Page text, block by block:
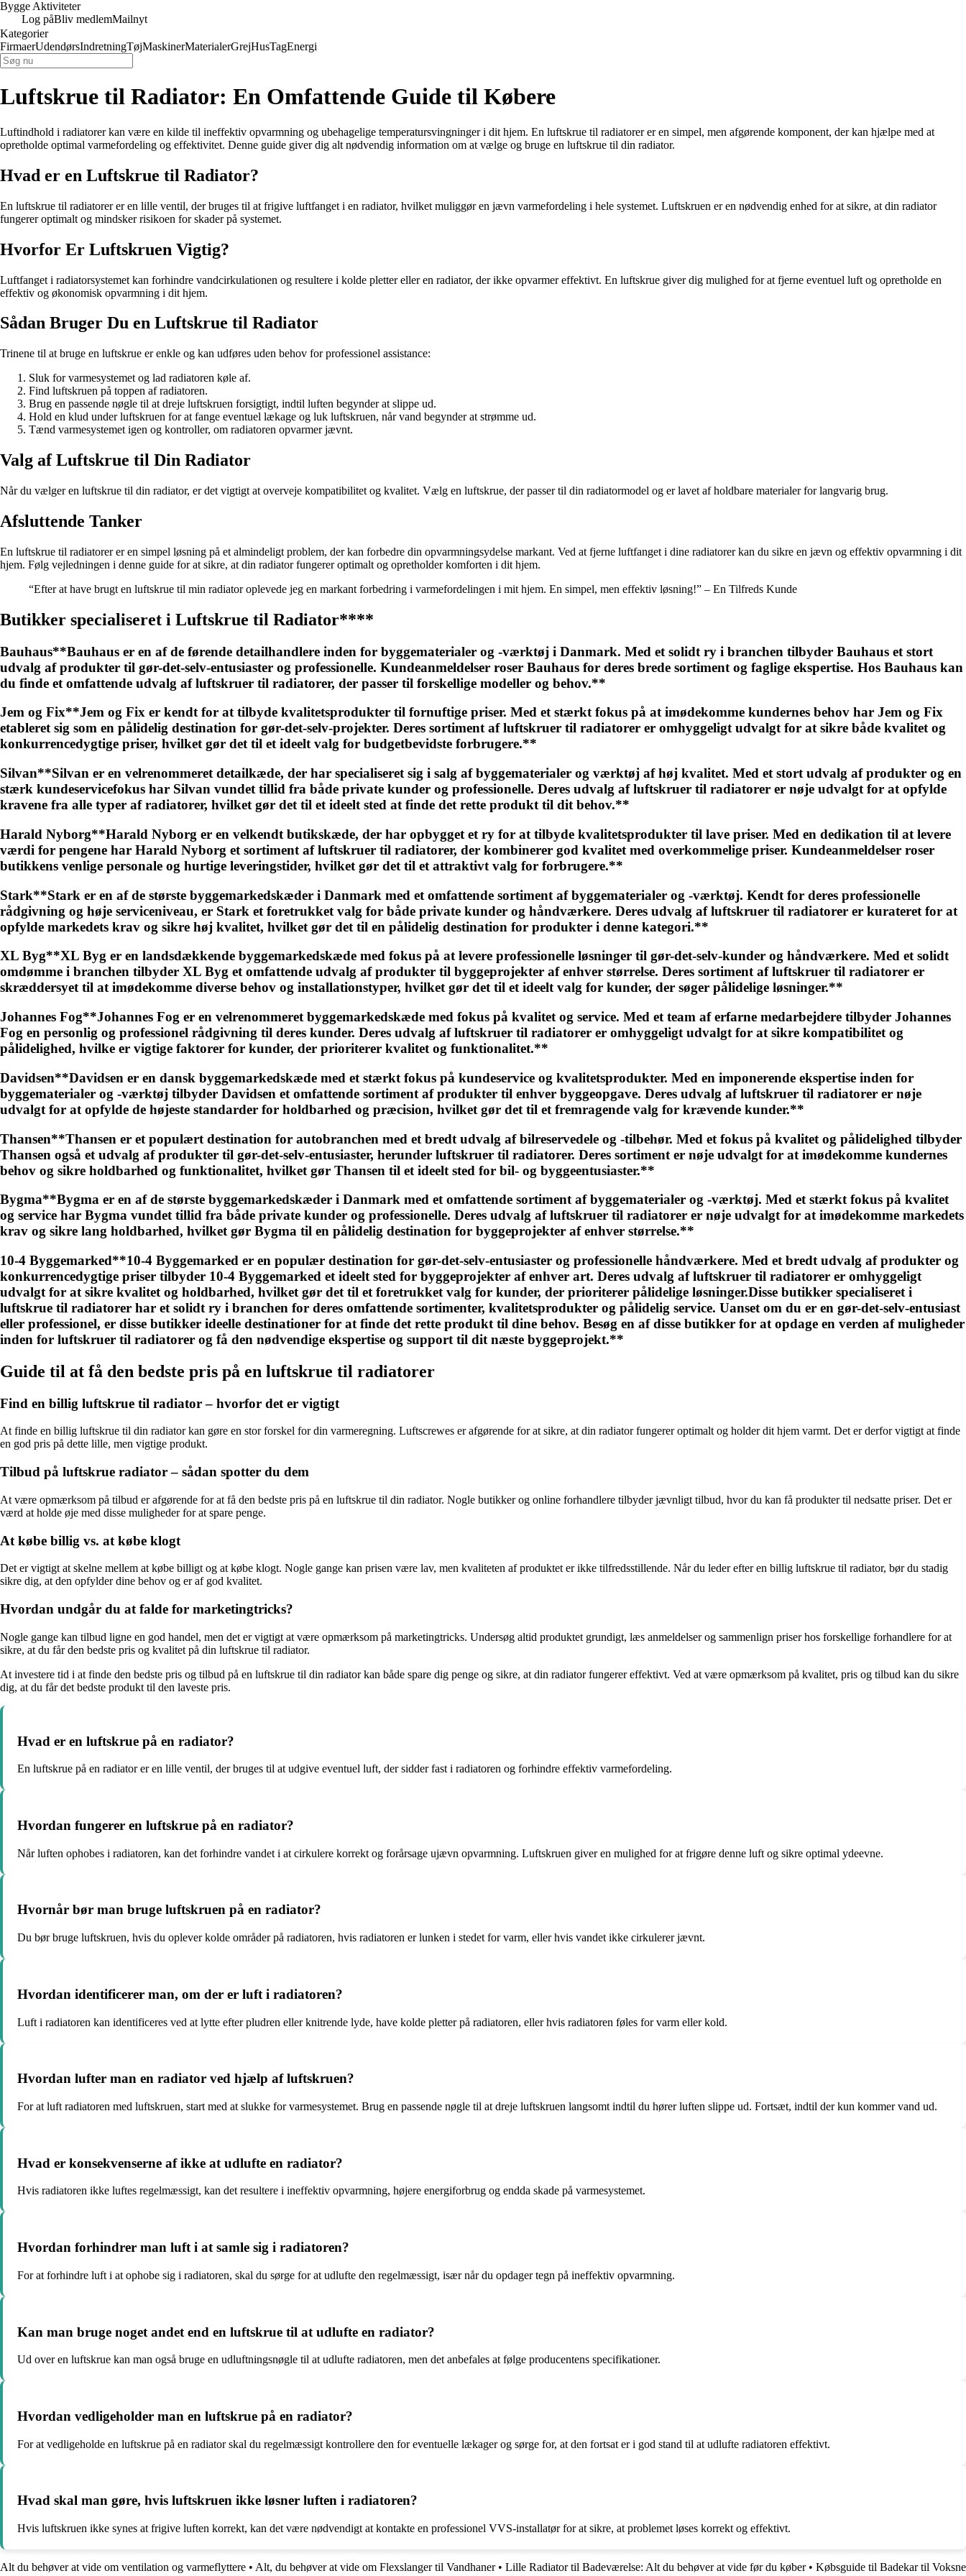
Bygge Aktiviteter
Log påBliv medlemMailnyt
Kategorier
FirmaerUdendørsIndretningTøjMaskinerMaterialerGrejHusTagEnergi
Luftskrue til Radiator: En Omfattende Guide til Købere
Luftindhold i radiatorer kan være en kilde til ineffektiv opvarmning og ubehagelige temperatursvingninger i dit hjem. En luftskrue til radiatorer er en simpel, men afgørende komponent, der kan hjælpe med at
opretholde optimal varmefordeling og effektivitet. Denne guide giver dig alt nødvendig information om at vælge og bruge en luftskrue til din radiator.
Hvad er en Luftskrue til Radiator?
En luftskrue til radiatorer er en lille ventil, der bruges til at frigive luftfanget i en radiator, hvilket muliggør en jævn varmefordeling i hele systemet. Luftskruen er en nødvendig enhed for at sikre, at din radiator
fungerer optimalt og mindsker risikoen for skader på systemet.
Hvorfor Er Luftskruen Vigtig?
Luftfanget i radiatorsystemet kan forhindre vandcirkulationen og resultere i kolde pletter eller en radiator, der ikke opvarmer effektivt. En luftskrue giver dig mulighed for at fjerne eventuel luft og opretholde en
effektiv og økonomisk opvarmning i dit hjem.
Sådan Bruger Du en Luftskrue til Radiator
Trinene til at bruge en luftskrue er enkle og kan udføres uden behov for professionel assistance:
Sluk for varmesystemet og lad radiatoren køle af.
Find luftskruen på toppen af radiatoren.
Brug en passende nøgle til at dreje luftskruen forsigtigt, indtil luften begynder at slippe ud.
Hold en klud under luftskruen for at fange eventuel lækage og luk luftskruen, når vand begynder at strømme ud.
Tænd varmesystemet igen og kontroller, om radiatoren opvarmer jævnt.
Valg af Luftskrue til Din Radiator
Når du vælger en luftskrue til din radiator, er det vigtigt at overveje kompatibilitet og kvalitet. Vælg en luftskrue, der passer til din radiatormodel og er lavet af holdbare materialer for langvarig brug.
Afsluttende Tanker
En luftskrue til radiatorer er en simpel løsning på et almindeligt problem, der kan forbedre din opvarmningsydelse markant. Ved at fjerne luftfanget i dine radiatorer kan du sikre en jævn og effektiv opvarmning i dit
hjem. Følg vejledningen i denne guide for at sikre, at din radiator fungerer optimalt og opretholder komforten i dit hjem.
“Efter at have brugt en luftskrue til min radiator oplevede jeg en markant forbedring i varmefordelingen i mit hjem. En simpel, men effektiv løsning!” – En Tilfreds Kunde
Butikker specialiseret i Luftskrue til Radiator****
Bauhaus**Bauhaus er en af de førende detailhandlere inden for byggematerialer og -værktøj i Danmark. Med et solidt ry i branchen tilbyder Bauhaus et stort
udvalg af produkter til gør-det-selv-entusiaster og professionelle. Kundeanmeldelser roser Bauhaus for deres brede sortiment og faglige ekspertise. Hos Bauhaus kan
du finde et omfattende udvalg af luftskruer til radiatorer, der passer til forskellige modeller og behov.**
Jem og Fix**Jem og Fix er kendt for at tilbyde kvalitetsprodukter til fornuftige priser. Med et stærkt fokus på at imødekomme kundernes behov har Jem og Fix
etableret sig som en pålidelig destination for gør-det-selv-projekter. Deres sortiment af luftskruer til radiatorer er omhyggeligt udvalgt for at sikre både kvalitet og
konkurrencedygtige priser, hvilket gør det til et ideelt valg for budgetbevidste forbrugere.**
Silvan**Silvan er en velrenommeret detailkæde, der har specialiseret sig i salg af byggematerialer og værktøj af høj kvalitet. Med et stort udvalg af produkter og en
stærk kundeservicefokus har Silvan vundet tillid fra både private kunder og professionelle. Deres udvalg af luftskruer til radiatorer er nøje udvalgt for at opfylde
kravene fra alle typer af radiatorer, hvilket gør det til et ideelt sted at finde det rette produkt til dit behov.**
Harald Nyborg**Harald Nyborg er en velkendt butikskæde, der har opbygget et ry for at tilbyde kvalitetsprodukter til lave priser. Med en dedikation til at levere
værdi for pengene har Harald Nyborg et sortiment af luftskruer til radiatorer, der kombinerer god kvalitet med overkommelige priser. Kundeanmeldelser roser
butikkens venlige personale og hurtige leveringstider, hvilket gør det til et attraktivt valg for forbrugere.**
Stark**Stark er en af de største byggemarkedskæder i Danmark med et omfattende sortiment af byggematerialer og -værktøj. Kendt for deres professionelle
rådgivning og høje serviceniveau, er Stark et foretrukket valg for både private kunder og håndværkere. Deres udvalg af luftskruer til radiatorer er kurateret for at
opfylde markedets krav og sikre høj kvalitet, hvilket gør det til en pålidelig destination for produkter i denne kategori.**
XL Byg**XL Byg er en landsdækkende byggemarkedskæde med fokus på at levere professionelle løsninger til gør-det-selv-kunder og håndværkere. Med et solidt
omdømme i branchen tilbyder XL Byg et omfattende udvalg af produkter til byggeprojekter af enhver størrelse. Deres sortiment af luftskruer til radiatorer er
skræddersyet til at imødekomme diverse behov og installationstyper, hvilket gør det til et ideelt valg for kunder, der søger pålidelige løsninger.**
Johannes Fog**Johannes Fog er en velrenommeret byggemarkedskæde med fokus på kvalitet og service. Med et team af erfarne medarbejdere tilbyder Johannes
Fog en personlig og professionel rådgivning til deres kunder. Deres udvalg af luftskruer til radiatorer er omhyggeligt udvalgt for at sikre kompatibilitet og
pålidelighed, hvilke er vigtige faktorer for kunder, der prioriterer kvalitet og funktionalitet.**
Davidsen**Davidsen er en dansk byggemarkedskæde med et stærkt fokus på kundeservice og kvalitetsprodukter. Med en imponerende ekspertise inden for
byggematerialer og -værktøj tilbyder Davidsen et omfattende sortiment af produkter til enhver byggeopgave. Deres udvalg af luftskruer til radiatorer er nøje
udvalgt for at opfylde de højeste standarder for holdbarhed og præcision, hvilket gør det til et fremragende valg for krævende kunder.**
Thansen**Thansen er et populært destination for autobranchen med et bredt udvalg af bilreservedele og -tilbehør. Med et fokus på kvalitet og pålidelighed tilbyder
Thansen også et udvalg af produkter til gør-det-selv-entusiaster, herunder luftskruer til radiatorer. Deres sortiment er nøje udvalgt for at imødekomme kundernes
behov og sikre holdbarhed og funktionalitet, hvilket gør Thansen til et ideelt sted for bil- og byggeentusiaster.**
Bygma**Bygma er en af de største byggemarkedskæder i Danmark med et omfattende sortiment af byggematerialer og -værktøj. Med et stærkt fokus på kvalitet
og service har Bygma vundet tillid fra både private kunder og professionelle. Deres udvalg af luftskruer til radiatorer er nøje udvalgt for at imødekomme markedets
krav og sikre lang holdbarhed, hvilket gør Bygma til en pålidelig destination for byggeprojekter af enhver størrelse.**
10-4 Byggemarked**10-4 Byggemarked er en populær destination for gør-det-selv-entusiaster og professionelle håndværkere. Med et bredt udvalg af produkter og
konkurrencedygtige priser tilbyder 10-4 Byggemarked et ideelt sted for byggeprojekter af enhver art. Deres udvalg af luftskruer til radiatorer er omhyggeligt
udvalgt for at sikre kvalitet og holdbarhed, hvilket gør det til et foretrukket valg for kunder, der prioriterer pålidelige løsninger.Disse butikker specialiseret i
luftskrue til radiatorer har et solidt ry i branchen for deres omfattende sortimenter, kvalitetsprodukter og pålidelig service. Uanset om du er en gør-det-selv-entusiast
eller professionel, er disse butikker ideelle destinationer for at finde det rette produkt til dine behov. Besøg en af disse butikker for at opdage en verden af muligheder
inden for luftskruer til radiatorer og få den nødvendige ekspertise og support til dit næste byggeprojekt.**
Guide til at få den bedste pris på en luftskrue til radiatorer
Find en billig luftskrue til radiator – hvorfor det er vigtigt
At finde en billig luftskrue til din radiator kan gøre en stor forskel for din varmeregning. Luftscrewes er afgørende for at sikre, at din radiator fungerer optimalt og holder dit hjem varmt. Det er derfor vigtigt at finde
en god pris på dette lille, men vigtige produkt.
Tilbud på luftskrue radiator – sådan spotter du dem
At være opmærksom på tilbud er afgørende for at få den bedste pris på en luftskrue til din radiator. Nogle butikker og online forhandlere tilbyder jævnligt tilbud, hvor du kan få produkter til nedsatte priser. Det er
værd at holde øje med disse muligheder for at spare penge.
At købe billig vs. at købe klogt
Det er vigtigt at skelne mellem at købe billigt og at købe klogt. Nogle gange kan prisen være lav, men kvaliteten af produktet er ikke tilfredsstillende. Når du leder efter en billig luftskrue til radiator, bør du stadig
sikre dig, at den opfylder dine behov og er af god kvalitet.
Hvordan undgår du at falde for marketingtricks?
Nogle gange kan tilbud ligne en god handel, men det er vigtigt at være opmærksom på marketingtricks. Undersøg altid produktet grundigt, læs anmeldelser og sammenlign priser hos forskellige forhandlere for at
sikre, at du får den bedste pris og kvalitet på din luftskrue til radiator.
At investere tid i at finde den bedste pris og tilbud på en luftskrue til din radiator kan både spare dig penge og sikre, at din radiator fungerer effektivt. Ved at være opmærksom på kvalitet, pris og tilbud kan du sikre
dig, at du får det bedste produkt til den laveste pris.
Hvad er en luftskrue på en radiator?
En luftskrue på en radiator er en lille ventil, der bruges til at udgive eventuel luft, der sidder fast i radiatoren og forhindre effektiv varmefordeling.
Hvordan fungerer en luftskrue på en radiator?
Når luften ophobes i radiatoren, kan det forhindre vandet i at cirkulere korrekt og forårsage ujævn opvarmning. Luftskruen giver en mulighed for at frigøre denne luft og sikre optimal ydeevne.
Hvornår bør man bruge luftskruen på en radiator?
Du bør bruge luftskruen, hvis du oplever kolde områder på radiatoren, hvis radiatoren er lunken i stedet for varm, eller hvis vandet ikke cirkulerer jævnt.
Hvordan identificerer man, om der er luft i radiatoren?
Luft i radiatoren kan identificeres ved at lytte efter pludren eller knitrende lyde, have kolde pletter på radiatoren, eller hvis radiatoren føles for varm eller kold.
Hvordan lufter man en radiator ved hjælp af luftskruen?
For at luft radiatoren med luftskruen, start med at slukke for varmesystemet. Brug en passende nøgle til at dreje luftskruen langsomt indtil du hører luften slippe ud. Fortsæt, indtil der kun kommer vand ud.
Hvad er konsekvenserne af ikke at udlufte en radiator?
Hvis radiatoren ikke luftes regelmæssigt, kan det resultere i ineffektiv opvarmning, højere energiforbrug og endda skade på varmesystemet.
Hvordan forhindrer man luft i at samle sig i radiatoren?
For at forhindre luft i at ophobe sig i radiatoren, skal du sørge for at udlufte den regelmæssigt, især når du opdager tegn på ineffektiv opvarmning.
Kan man bruge noget andet end en luftskrue til at udlufte en radiator?
Ud over en luftskrue kan man også bruge en udluftningsnøgle til at udlufte radiatoren, men det anbefales at følge producentens specifikationer.
Hvordan vedligeholder man en luftskrue på en radiator?
For at vedligeholde en luftskrue på en radiator skal du regelmæssigt kontrollere den for eventuelle lækager og sørge for, at den fortsat er i god stand til at udlufte radiatoren effektivt.
Hvad skal man gøre, hvis luftskruen ikke løsner luften i radiatoren?
Hvis luftskruen ikke synes at frigive luften korrekt, kan det være nødvendigt at kontakte en professionel VVS-installatør for at sikre, at problemet løses korrekt og effektivt.
Alt du behøver at vide om ventilation og varmeflyttere • Alt, du behøver at vide om Flexslanger til Vandhaner• Lille Radiator til Badeværelse: Alt du behøver at vide før du køber• Købsguide til Badekar til Voksne